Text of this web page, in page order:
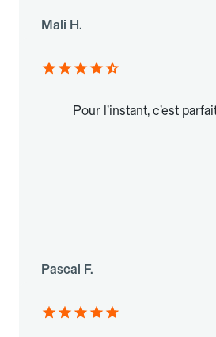
Mali H.
Pour l’instant, c’est
Pascal F.